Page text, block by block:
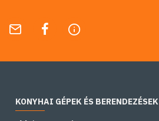
KONYHAI GÉPEK ÉS BERENDEZÉSEK